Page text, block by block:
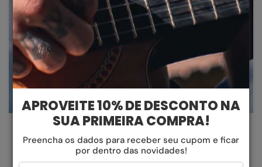
DESIGN QUE OUSA
Liberte-se do comum. Nossos designs ousados e
inovadores são criados para fazer uma declaração.
APROVEITE 10% DE DESCONTO NA
SUA PRIMEIRA COMPRA!
Preencha os dados para receber seu cupom e ficar
por dentro das novidades!